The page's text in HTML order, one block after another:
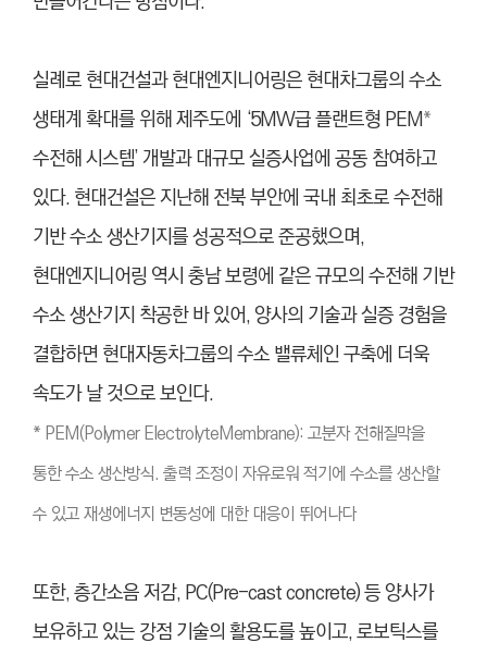
실례로 현대건설과 현대엔지니어링은 현대차그룹의 수소
생태계 확대를 위해 제주도에 ‘5MW급 플랜트형 PEM*
수전해 시스템’ 개발과 대규모 실증사업에 공동 참여하고
있다. 현대건설은 지난해 전북 부안에 국내 최초로 수전해
기반 수소 생산기지를 성공적으로 준공했으며,
현대엔지니어링 역시 충남 보령에 같은 규모의 수전해 기반
수소 생산기지 착공한 바 있어, 양사의 기술과 실증 경험을
결합하면 현대자동차그룹의 수소 밸류체인 구축에 더욱
속도가 날 것으로 보인다.
* PEM(Polymer ElectrolyteMembrane): 고분자 전해질막을
통한 수소 생산방식. 출력 조정이 자유로워 적기에 수소를 생산할
수 있고 재생에너지 변동성에 대한 대응이 뛰어나다
또한, 층간소음 저감, PC(Pre-cast concrete) 등 양사가
보유하고 있는 강점 기술의 활용도를 높이고, 로보틱스를